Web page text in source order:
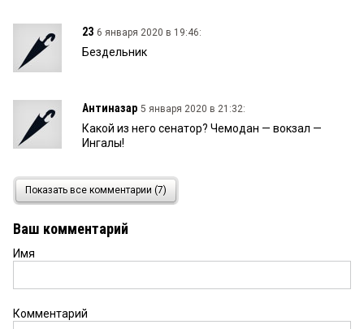
23 6 января 2020 в 19:46:
Бездельник
Антиназар 5 января 2020 в 21:32:
Какой из него сенатор? Чемодан — вокзал —
Ингалы!
seregas 5 января 2020 в 11:20:
Так двояко, или трояко?
Иван 5 января 2020 в 09:10:
Показать все комментарии (7)
Ваш комментарий
Имя
Комментарий